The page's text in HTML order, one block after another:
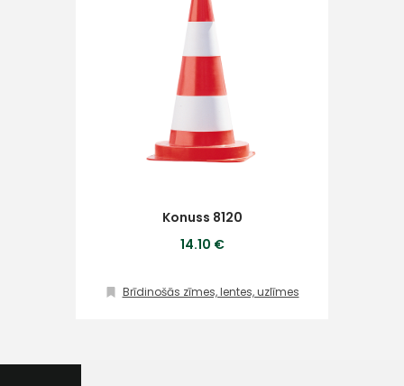
Konuss 8120
14.10 €
Brīdinošās zīmes, lentes, uzlīmes
Piekrītu SIA Hards
lietošanas noteikumiem
pastā